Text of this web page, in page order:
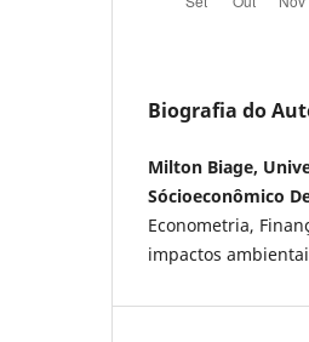
Biografia do
Milton Biage,
Sócioeconômico
Econometria,
impactos